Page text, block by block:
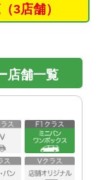
3店舗）
店舗一覧